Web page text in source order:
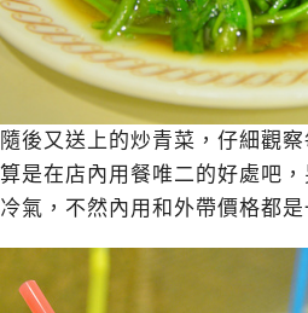
隨後又送上的炒青菜，仔細觀
算是在店內用餐唯二的好處吧
冷氣，不然內用和外帶價格都是